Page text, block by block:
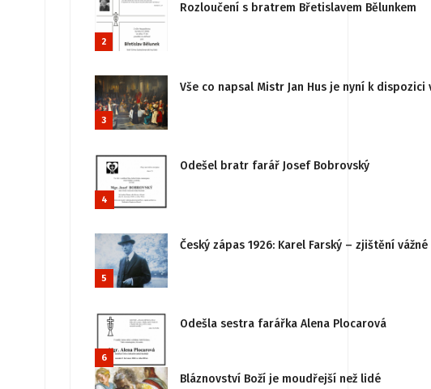
2
Rozloučení s bratrem Břetislavem Bělunkem
3
Vše co napsal Mistr Jan Hus je nyní k
4
Odešel bratr farář Josef Bobrovský
5
Český zápas 1926: Karel Farský – zjištění
6
Odešla sestra farářka Alena Plocarová
Bláznovství Boží je moudřejší než lidé